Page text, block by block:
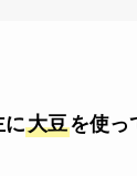
に大豆を使っ